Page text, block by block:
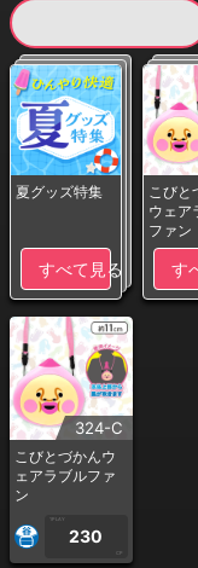
夏グッズ特集
すべて見る
こびと
ウェア
ファン
す
324-C
こびとづかんウ
ェアラブルファ
ン
1PLAY
230
CP